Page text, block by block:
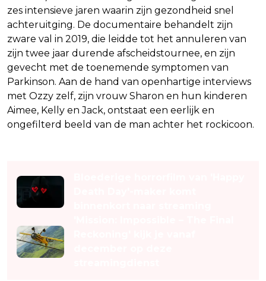
zes intensieve jaren waarin zijn gezondheid snel
achteruitging. De documentaire behandelt zijn
zware val in 2019, die leidde tot het annuleren van
zijn twee jaar durende afscheidstournee, en zijn
gevecht met de toenemende symptomen van
Parkinson. Aan de hand van openhartige interviews
met Ozzy zelf, zijn vrouw Sharon en hun kinderen
Aimee, Kelly en Jack, ontstaat een eerlijk en
ongefilterd beeld van de man achter het rockicoon.